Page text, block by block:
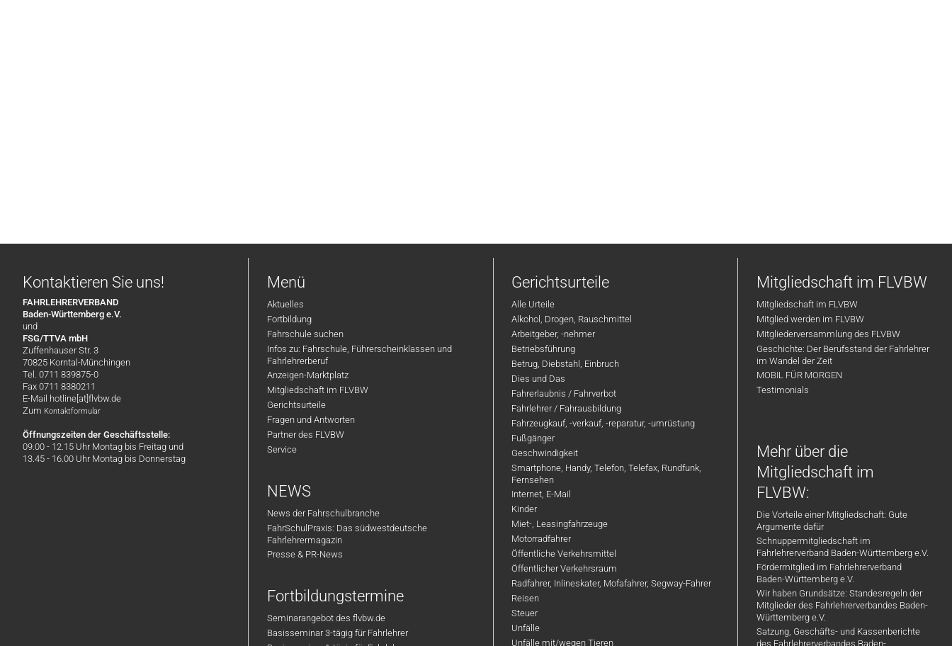
Kontaktieren Sie uns!
FAHRLEHRERVERBAND
Baden-Württemberg e.V.
und
FSG/TTVA mbH
Zuffenhauser Str. 3
70825 Korntal-Münchingen
Tel. 0711 839875-0
Fax 0711 8380211
E-Mail hotline[at]flvbw.de
Zum Kontaktformular
Öffnungszeiten der Geschäftsstelle:
09.00 - 12.15 Uhr Montag bis Freitag und
13.45 - 16.00 Uhr Montag bis Donnerstag
Menü
Aktuelles
Fortbildung
Fahrschule suchen
Infos zu: Fahrschule, Führerscheinklassen und
Fahrlehrerberuf
Anzeigen-Marktplatz
Mitgliedschaft im FLVBW
Gerichtsurteile
Fragen und Antworten
Partner des FLVBW
Service
NEWS
News der Fahrschulbranche
FahrSchulPraxis: Das südwestdeutsche
Fahrlehrermagazin
Presse & PR-News
Fortbildungstermine
Seminarangebot des flvbw.de
Basisseminar 3-tägig für Fahrlehrer
Gerichtsurteile
Alle Urteile
Alkohol, Drogen, Rauschmittel
Arbeitgeber, -nehmer
Betriebsführung
Betrug, Diebstahl, Einbruch
Dies und Das
Fahrerlaubnis / Fahrverbot
Fahrlehrer / Fahrausbildung
Fahrzeugkauf, -verkauf, -reparatur, -umrüstung
Fußgänger
Geschwindigkeit
Smartphone, Handy, Telefon, Telefax, Rundfunk,
Fernsehen
Internet, E-Mail
Kinder
Miet-, Leasingfahrzeuge
Motorradfahrer
Öffentliche Verkehrsmittel
Öffentlicher Verkehrsraum
Radfahrer, Inlineskater, Mofafahrer, Segway-Fahrer
Reisen
Steuer
Unfälle
Unfälle mit/wegen Tieren
Mitgliedschaft im FLVBW
Mitgliedschaft im FLVBW
Mitglied werden im FLVBW
Mitgliederversammlung des FLVBW
Geschichte: Der Berufsstand der Fahrlehrer
im Wandel der Zeit
MOBIL FÜR MORGEN
Testimonials
Mehr über die
Mitgliedschaft im
FLVBW:
Die Vorteile einer Mitgliedschaft: Gute
Argumente dafür
Schnuppermitgliedschaft im
Fahrlehrerverband Baden-Württemberg e.V.
Fördermitglied im Fahrlehrerverband
Baden-Württemberg e.V.
Wir haben Grundsätze: Standesregeln der
Mitglieder des Fahrlehrerverbandes Baden-
Württemberg e.V.
Satzung, Geschäfts- und Kassenberichte
des Fahrlehrerverbandes Baden-